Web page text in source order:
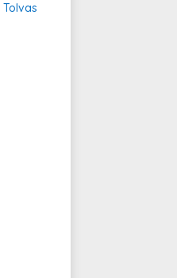
Tolvas